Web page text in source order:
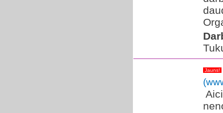
Jauns!